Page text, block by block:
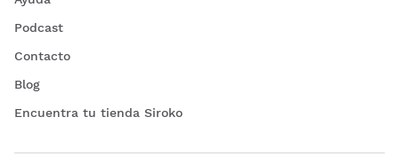
Podcast
Contacto
Blog
Encuentra tu tienda Siroko